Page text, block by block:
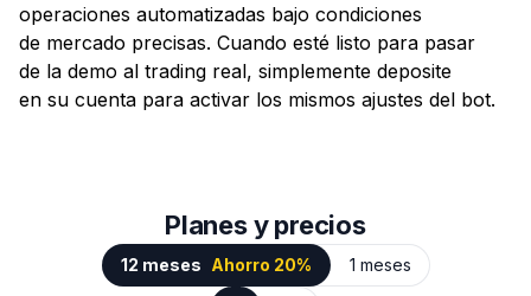
operaciones automatizadas bajo condiciones
de mercado precisas. Cuando esté listo para pasar
de la demo al trading real, simplemente deposite
en su cuenta para activar los mismos ajustes del bot.
Planes y precios
12 meses Ahorro 20% 1 meses